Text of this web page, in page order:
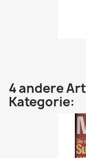
4 andere
Kategorie: